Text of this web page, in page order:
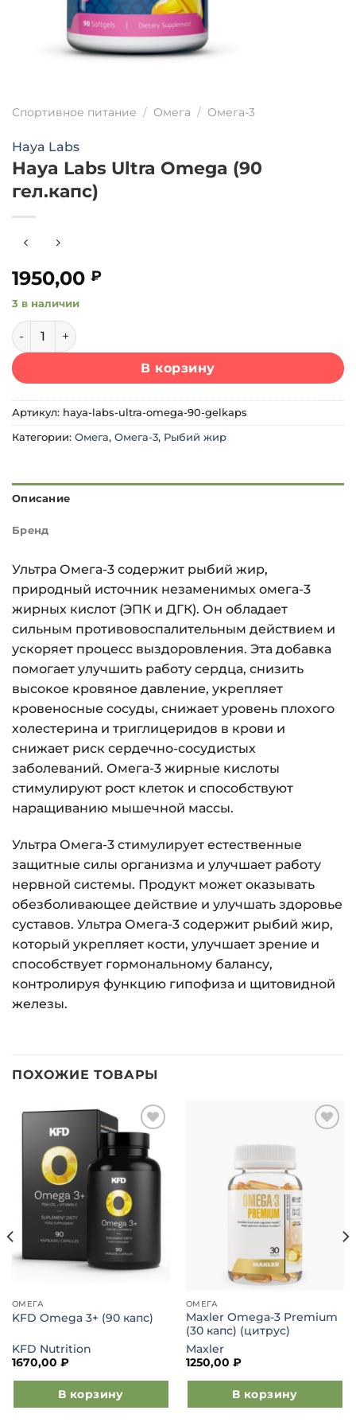
Спортивное питание / Омега / Омега-3
Haya Labs
Haya Labs Ultra Omega (90
гел.капс)
1950,00 ₽
3 в наличии
Количество товара Haya Labs Ultra Omega (90 гел.капс)
В корзину
Артикул: haya-labs-ultra-omega-90-gelkaps
Категории: Омега, Омега-3, Рыбий жир
Описание
Бренд
Ультра Омега-3 содержит рыбий жир,
природный источник незаменимых омега-3
жирных кислот (ЭПК и ДГК). Он обладает
сильным противовоспалительным действием и
ускоряет процесс выздоровления. Эта добавка
помогает улучшить работу сердца, снизить
высокое кровяное давление, укрепляет
кровеносные сосуды, снижает уровень плохого
холестерина и триглицеридов в крови и
снижает риск сердечно-сосудистых
заболеваний. Омега-3 жирные кислоты
стимулируют рост клеток и способствуют
наращиванию мышечной массы.
Ультра Омега-3 стимулирует естественные
защитные силы организма и улучшает работу
нервной системы. Продукт может оказывать
обезболивающее действие и улучшать здоровье
суставов. Ультра Омега-3 содержит рыбий жир,
который укрепляет кости, улучшает зрение и
способствует гормональному балансу,
контролируя функцию гипофиза и щитовидной
железы.
ПОХОЖИЕ ТОВАРЫ
в список
желаний
ОМЕГА
KFD Omega 3+ (90 капс)
KFD Nutrition
1670,00 ₽
В корзину
ОМЕГА
Maxler Omega-3 Premium
(30 капс) (цитрус)
Maxler
1250,00 ₽
В корзину